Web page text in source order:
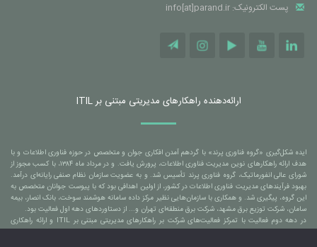
پست الکترونیک: info[at]parand.ir
ارائه‌دهنده راهکارهای مدیریتی مبتنی بر ITIL
ایده شکل‌گیری «گروه فناوری پرند» با گردهم آمدن افکاری جوان و متخصص در حوزه فناوری اطلاعات و با
هدف ارائه راهکارهای نوین مدیریت فناوری اطلاعات، پرورش یافت. و در مرداد ماه ۱۳۸۴، با کسب مجوز از
شورای عالی انفورماتیک، گروه فناوری پرند تأسیس شد. و به عضویت سازمان نظام صنفی رایانه‌ای درآمد.
بهبود فرآیندهای مدیریت فناوری اطلاعات در کشور، از اولین اهدافی بود که با پیوست جوانان متخصص به
این گروه، پیگیری شد. و همکاری با سازمان‌هایی نظیر مرکز داده سامانه هوشمند سوخت، بانک انصار، بیمه
سامان، شرکت توزیع برق مشهد، شرکت برق منطقه‌ای تهران و... از دستاوردهای دهه اول فعالیت بود.
در دهه دوم فعالیت با تمرکز فعالیت‌های شرکت بر راهکارهای مدیریتی مبتنی بر ITIL و ارائه راهکاری
بومی‌سازی شده و مبتنی بر استانداردهای جهانی، منجر شد تا همکاری با سازمان‌هایی نظیر بانک ملی ایران،